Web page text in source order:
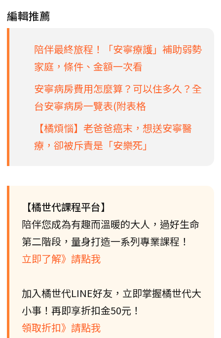
編輯推薦
陪伴最終旅程！「安寧療護」補助弱勢
家庭，條件、金額一次看
安寧病房費用怎麼算？可以住多久？全
台安寧病房一覽表(附表格
【橘煩惱】老爸爸癌末，想送安寧醫
療，卻被斥責是「安樂死」
【橘世代課程平台】
陪伴您成為有趣而溫暖的大人，過好生命
第二階段，量身打造一系列專業課程！
立即了解》請點我
加入橘世代LINE好友，立即掌握橘世代大
小事！再即享折扣金50元！
領取折扣》請點我